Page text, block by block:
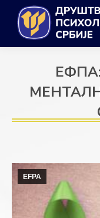
EFPA